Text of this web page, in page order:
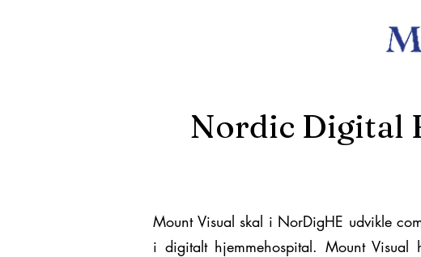
Nordic Digital
Mount Visual skal i NorDigHE udvikle
i digitalt hjemmehospital. Mount Visual